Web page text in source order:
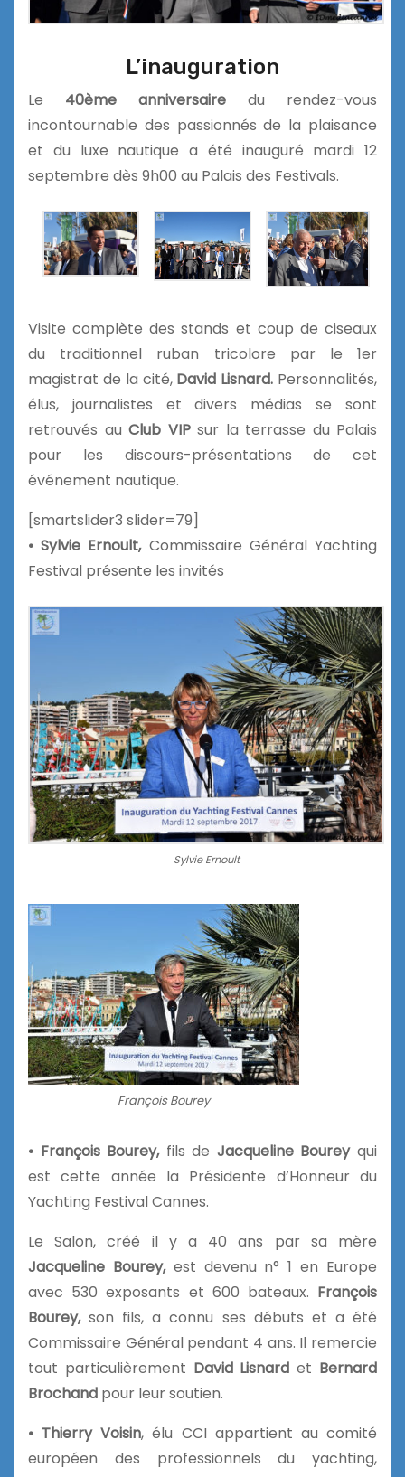
L’inauguration
Le 40ème anniversaire du rendez-vous
incontournable des passionnés de la plaisance
et du luxe nautique a été inauguré mardi 12
septembre dès 9h00 au Palais des Festivals.
Visite complète des stands et coup de ciseaux
du traditionnel ruban tricolore par le 1er
magistrat de la cité, David Lisnard. Personnalités,
élus, journalistes et divers médias se sont
retrouvés au Club VIPsur la terrasse du Palais
pour les discours-présentations de cet
événement nautique.
[smartslider3 slider=79]
• Sylvie Ernoult,Commissaire Général Yachting
Festival présente les invités
Sylvie Ernoult
François Bourey
• François Bourey, fils de Jacqueline Boureyqui
est cette année la Présidente d’Honneur du
Yachting Festival Cannes.
Le Salon, créé il y a 40 ans par sa mère
Jacqueline Bourey,est devenu n° 1 en Europe
avec 530 exposants et 600 bateaux. François
Bourey,son fils, a connu ses débuts et a été
Commissaire Général pendant 4 ans. Il remercie
tout particulièrement David Lisnard et Bernard
Brochand pour leur soutien.
• Thierry Voisin, élu CCI appartient au comité
européen des professionnels du yachting,